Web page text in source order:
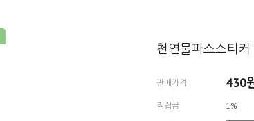
천연물파스스티
판매가격 430
적립금 1%